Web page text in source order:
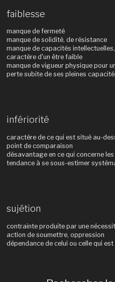
faiblesse
manque de fermeté
manque de solidité, de résistance
manque de capacités
caractère d'un être faible
manque de vigueur physique pour
perte subite de ses pleines
infériorité
caractère de ce qui est situé au-
point de comparaison
désavantage en ce qui concerne
tendance à se sous-estimer
sujétion
contrainte produite par une
action de soumettre, oppression
dépendance de celui ou celle qui